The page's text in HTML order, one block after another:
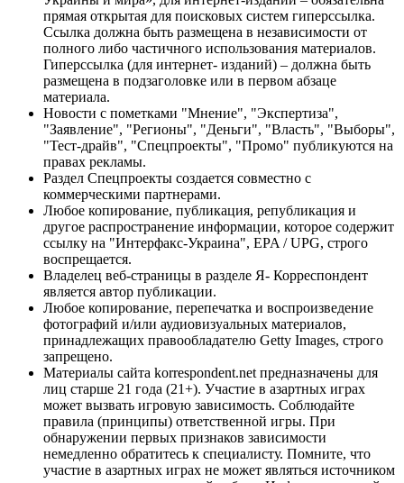
прямая открытая для поисковых систем гиперссылка.
Ссылка должна быть размещена в независимости от
полного либо частичного использования материалов.
Гиперссылка (для интернет- изданий) – должна быть
размещена в подзаголовке или в первом абзаце
материала.
Новости с пометками "Мнение", "Экспертиза",
"Заявление", "Регионы", "Деньги", "Власть", "Выборы",
"Тест-драйв", "Спецпроекты", "Промо" публикуются на
правах рекламы.
Раздел Спецпроекты создается совместно с
коммерческими партнерами.
Любое копирование, публикация, републикация и
другое распространение информации, которое содержит
ссылку на "Интерфакс-Украина", EPA / UPG, строго
воспрещается.
Владелец веб-страницы в разделе Я- Корреспондент
является автор публикации.
Любое копирование, перепечатка и воспроизведение
фотографий и/или аудиовизуальных материалов,
принадлежащих правообладателю Getty Images, строго
запрещено.
Материалы сайта korrespondent.net предназначены для
лиц старше 21 года (21+). Участие в азартных играх
может вызвать игровую зависимость. Соблюдайте
правила (принципы) ответственной игры. При
обнаружении первых признаков зависимости
немедленно обратитесь к специалисту. Помните, что
участие в азартных играх не может являться источником